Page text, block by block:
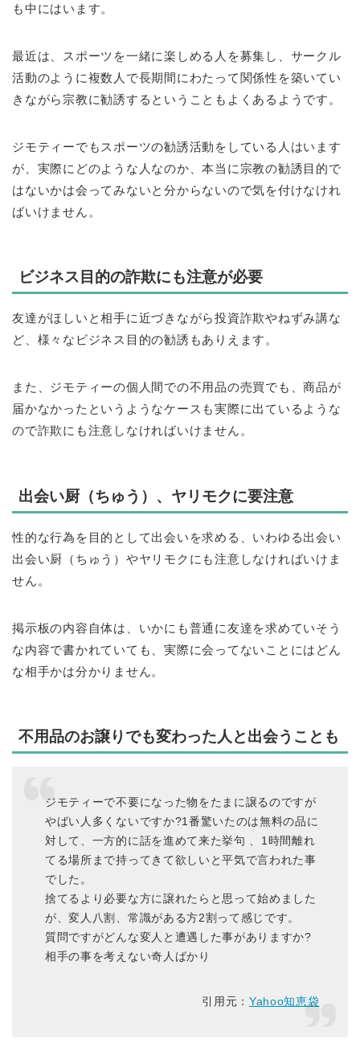
も中にはいます。
最近は、スポーツを一緒に楽しめる人を募集し、サークル
活動のように複数人で長期間にわたって関係性を築いてい
きながら宗教に勧誘するということもよくあるようです。
ジモティーでもスポーツの勧誘活動をしている人はいます
が、実際にどのような人なのか、本当に宗教の勧誘目的で
はないかは会ってみないと分からないので気を付けなけれ
ばいけません。
ビジネス目的の詐欺にも注意が必要
友達がほしいと相手に近づきながら投資詐欺やねずみ講な
ど、様々なビジネス目的の勧誘もありえます。
また、ジモティーの個人間での不用品の売買でも、商品が
届かなかったというようなケースも実際に出ているような
ので詐欺にも注意しなければいけません。
出会い厨（ちゅう）、ヤリモクに要注意
性的な行為を目的として出会いを求める、いわゆる出会い
出会い厨（ちゅう）やヤリモクにも注意しなければいけま
せん。
掲示板の内容自体は、いかにも普通に友達を求めていそう
な内容で書かれていても、実際に会ってないことにはどん
な相手かは分かりません。
不用品のお譲りでも変わった人と出会うことも
ジモティーで不要になった物をたまに譲るのですが
やばい人多くないですか?1番驚いたのは無料の品に
対して、一方的に話を進めて来た挙句 、1時間離れ
てる場所まで持ってきて欲しいと平気で言われた事
でした。
捨てるより必要な方に譲れたらと思って始めました
が、変人八割、常識がある方2割って感じです。
質問ですがどんな変人と遭遇した事がありますか?
相手の事を考えない奇人ばかり
引用元： Yahoo知恵袋